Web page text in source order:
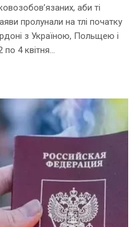
аби ті
пролунали на тлі початку
з Україною, Польщею і
4 квітня...